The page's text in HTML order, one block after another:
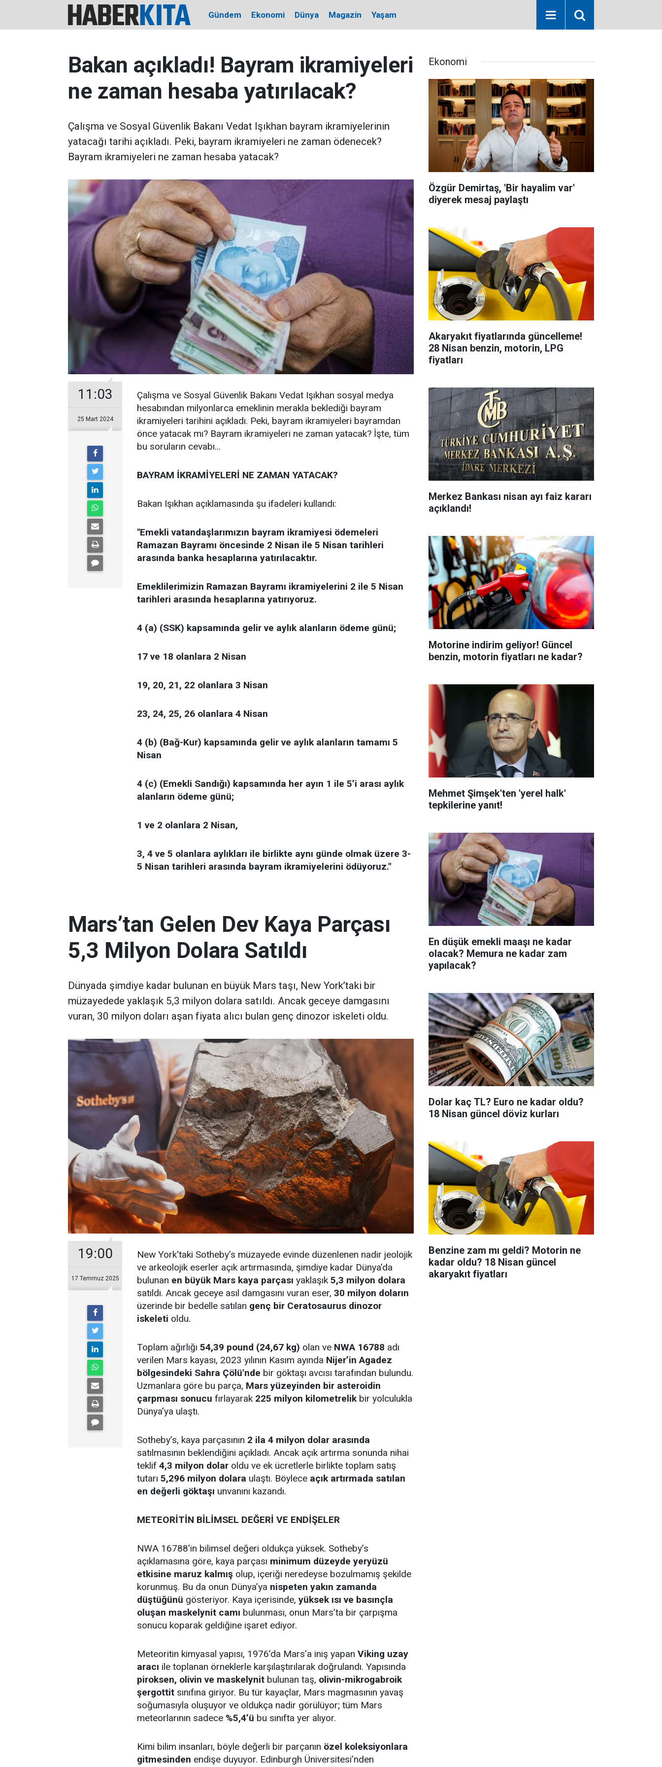
Gündem Ekonomi Dünya Magazin Yaşam
Bakan açıkladı! Bayram ikramiyeleri
ne zaman hesaba yatırılacak?
Çalışma ve Sosyal Güvenlik Bakanı Vedat Işıkhan bayram ikramiyelerinin
yatacağı tarihi açıkladı. Peki, bayram ikramiyeleri ne zaman ödenecek?
Bayram ikramiyeleri ne zaman hesaba yatacak?
11:03
25 Mart 2024
Çalışma ve Sosyal Güvenlik Bakanı Vedat Işıkhan sosyal medya
hesabından milyonlarca emeklinin merakla beklediği bayram
ikramiyeleri tarihini açıkladı. Peki, bayram ikramiyeleri bayramdan
önce yatacak mı? Bayram ikramiyeleri ne zaman yatacak? İşte, tüm
bu soruların cevabı...
BAYRAM İKRAMİYELERİ NE ZAMAN YATACAK?
Bakan Işıkhan açıklamasında şu ifadeleri kullandı:
"Emekli vatandaşlarımızın bayram ikramiyesi ödemeleri
Ramazan Bayramı öncesinde 2 Nisan ile 5 Nisan tarihleri
arasında banka hesaplarına yatırılacaktır.
Emeklilerimizin Ramazan Bayramı ikramiyelerini 2 ile 5 Nisan
tarihleri arasında hesaplarına yatırıyoruz.
4 (a) (SSK) kapsamında gelir ve aylık alanların ödeme günü;
17 ve 18 olanlara 2 Nisan
19, 20, 21, 22 olanlara 3 Nisan
23, 24, 25, 26 olanlara 4 Nisan
4 (b) (Bağ-Kur) kapsamında gelir ve aylık alanların tamamı 5
Nisan
4 (c) (Emekli Sandığı) kapsamında her ayın 1 ile 5’i arası aylık
alanların ödeme günü;
1 ve 2 olanlara 2 Nisan,
3, 4 ve 5 olanlara aylıkları ile birlikte aynı günde olmak üzere 3-
5 Nisan tarihleri arasında bayram ikramiyelerini ödüyoruz."
Mars’tan Gelen Dev Kaya Parçası
5,3 Milyon Dolara Satıldı
Dünyada şimdiye kadar bulunan en büyük Mars taşı, New York’taki bir
müzayedede yaklaşık 5,3 milyon dolara satıldı. Ancak geceye damgasını
vuran, 30 milyon doları aşan fiyata alıcı bulan genç dinozor iskeleti oldu.
19:00
17 Temmuz 2025
New York'taki Sotheby’s müzayede evinde düzenlenen nadir jeolojik
ve arkeolojik eserler açık artırmasında, şimdiye kadar Dünya’da
bulunan en büyük Mars kaya parçası yaklaşık 5,3 milyon dolara
satıldı. Ancak geceye asıl damgasını vuran eser, 30 milyon doların
üzerinde bir bedelle satılan genç bir Ceratosaurus dinozor
iskeleti oldu.
Toplam ağırlığı 54,39 pound (24,67 kg) olan ve NWA 16788 adı
verilen Mars kayası, 2023 yılının Kasım ayında Nijer’in Agadez
bölgesindeki Sahra Çölü'nde bir göktaşı avcısı tarafından bulundu.
Uzmanlara göre bu parça, Mars yüzeyinden bir asteroidin
çarpması sonucu fırlayarak 225 milyon kilometrelikbir yolculukla
Dünya’ya ulaştı.
Sotheby’s, kaya parçasının 2 ila 4 milyon dolar arasında
satılmasının beklendiğini açıkladı. Ancak açık artırma sonunda nihai
teklif 4,3 milyon dolar oldu ve ek ücretlerle birlikte toplam satış
tutarı 5,296 milyon dolara ulaştı. Böylece açık artırmada satılan
en değerli göktaşı unvanını kazandı.
METEORİTİN BİLİMSEL DEĞERİ VE ENDİŞELER
NWA 16788’in bilimsel değeri oldukça yüksek. Sotheby’s
açıklamasına göre, kaya parçası minimum düzeyde yeryüzü
etkisine maruz kalmış olup, içeriği neredeyse bozulmamış şekilde
korunmuş. Bu da onun Dünya’ya nispeten yakın zamanda
düştüğünü gösteriyor. Kaya içerisinde, yüksek ısı ve basınçla
oluşan maskelynit camı bulunması, onun Mars’ta bir çarpışma
sonucu koparak geldiğine işaret ediyor.
Meteoritin kimyasal yapısı, 1976’da Mars’a iniş yapan Viking uzay
aracı ile toplanan örneklerle karşılaştırılarak doğrulandı. Yapısında
piroksen, olivin ve maskelynit bulunan taş, olivin-mikrogabroik
şergottit sınıfına giriyor. Bu tür kayaçlar, Mars magmasının yavaş
soğumasıyla oluşuyor ve oldukça nadir görülüyor; tüm Mars
meteorlarının sadece %5,4’ü bu sınıfta yer alıyor.
Kimi bilim insanları, böyle değerli bir parçanın özel koleksiyonlara
gitmesinden endişe duyuyor. Edinburgh Üniversitesi’nden
Ekonomi
Özgür Demirtaş, 'Bir hayalim var'
diyerek mesaj paylaştı
Akaryakıt fiyatlarında güncelleme!
28 Nisan benzin, motorin, LPG
fiyatları
Merkez Bankası nisan ayı faiz kararı
açıklandı!
Motorine indirim geliyor! Güncel
benzin, motorin fiyatları ne kadar?
Mehmet Şimşek'ten 'yerel halk'
tepkilerine yanıt!
En düşük emekli maaşı ne kadar
olacak? Memura ne kadar zam
yapılacak?
Dolar kaç TL? Euro ne kadar oldu?
18 Nisan güncel döviz kurları
Benzine zam mı geldi? Motorin ne
kadar oldu? 18 Nisan güncel
akaryakıt fiyatları